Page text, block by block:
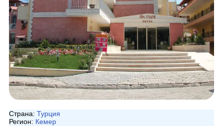
Страна: Турция
Регион: Кемер